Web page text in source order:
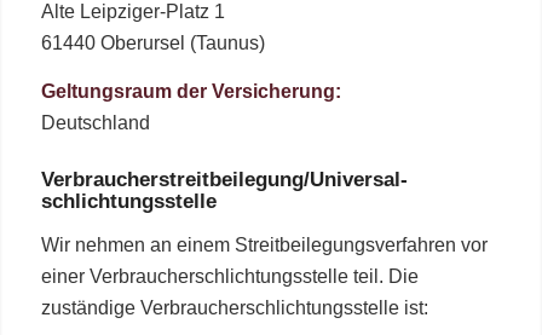
Alte Leipziger-Platz 1
61440 Oberursel (Taunus)
Geltungsraum der Versicherung:
Deutschland
Verbraucher­streit­beilegung/Universal­
schlichtungs­stelle
Wir nehmen an einem Streitbeilegungsverfahren vor
einer Verbraucherschlichtungsstelle teil. Die
zuständige Verbraucherschlichtungsstelle ist: